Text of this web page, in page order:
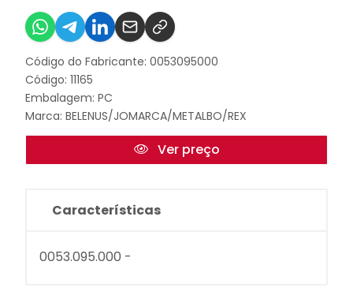
Código do Fabricante: 0053095000
Código: 11165
Embalagem: PC
Marca: BELENUS/JOMARCA/METALBO/REX
Ver preço
Características
0053.095.000 -